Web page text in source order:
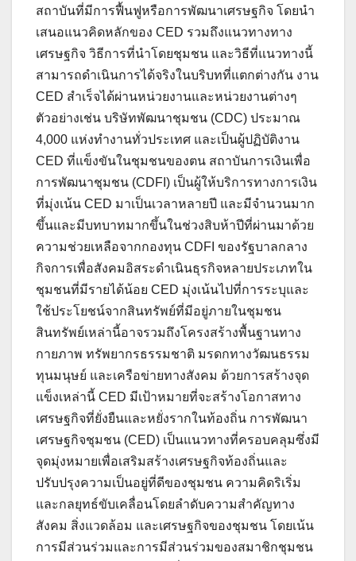
สถาบันที่มีการฟื้นฟูหรือการพัฒนาเศรษฐกิจ โดยนำ
เสนอแนวคิดหลักของ CED รวมถึงแนวทางทาง
เศรษฐกิจ วิธีการที่นำโดยชุมชน และวิธีที่แนวทางนี้
สามารถดำเนินการได้จริงในบริบทที่แตกต่างกัน งาน
CED สำเร็จได้ผ่านหน่วยงานและหน่วยงานต่างๆ
ตัวอย่างเช่น บริษัทพัฒนาชุมชน (CDC) ประมาณ
4,000 แห่งทำงานทั่วประเทศ และเป็นผู้ปฏิบัติงาน
CED ที่แข็งขันในชุมชนของตน สถาบันการเงินเพื่อ
การพัฒนาชุมชน (CDFI) เป็นผู้ให้บริการทางการเงิน
ที่มุ่งเน้น CED มาเป็นเวลาหลายปี และมีจำนวนมาก
ขึ้นและมีบทบาทมากขึ้นในช่วงสิบห้าปีที่ผ่านมาด้วย
ความช่วยเหลือจากกองทุน CDFI ของรัฐบาลกลาง
กิจการเพื่อสังคมอิสระดำเนินธุรกิจหลายประเภทใน
ชุมชนที่มีรายได้น้อย CED มุ่งเน้นไปที่การระบุและ
ใช้ประโยชน์จากสินทรัพย์ที่มีอยู่ภายในชุมชน
สินทรัพย์เหล่านี้อาจรวมถึงโครงสร้างพื้นฐานทาง
กายภาพ ทรัพยากรธรรมชาติ มรดกทางวัฒนธรรม
ทุนมนุษย์ และเครือข่ายทางสังคม ด้วยการสร้างจุด
แข็งเหล่านี้ CED มีเป้าหมายที่จะสร้างโอกาสทาง
เศรษฐกิจที่ยั่งยืนและหยั่งรากในท้องถิ่น การพัฒนา
เศรษฐกิจชุมชน (CED) เป็นแนวทางที่ครอบคลุมซึ่งมี
จุดมุ่งหมายเพื่อเสริมสร้างเศรษฐกิจท้องถิ่นและ
ปรับปรุงความเป็นอยู่ที่ดีของชุมชน ความคิดริเริ่ม
และกลยุทธ์ขับเคลื่อนโดยลำดับความสำคัญทาง
สังคม สิ่งแวดล้อม และเศรษฐกิจของชุมชน โดยเน้น
การมีส่วนร่วมและการมีส่วนร่วมของสมาชิกชุมชน